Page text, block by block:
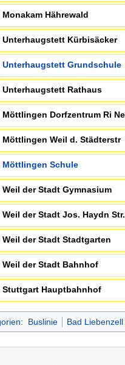
Monakam Hährewald
Unterhaugstett
Unterhaugstett Grundschule
Unterhaugstett Rathaus
Möttlingen Dorfzentrum Ri
Möttlingen Weil d.
Möttlingen Schule
Weil der Stadt Gymnasium
Weil der Stadt Jos. Haydn
Weil der Stadt Stadtgarten
Weil der Stadt Bahnhof
Stuttgart Hauptbahnhof
: Buslinie Bad Liebenzell